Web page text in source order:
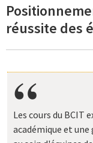
réussite des
Les cours du BCIT
académique et